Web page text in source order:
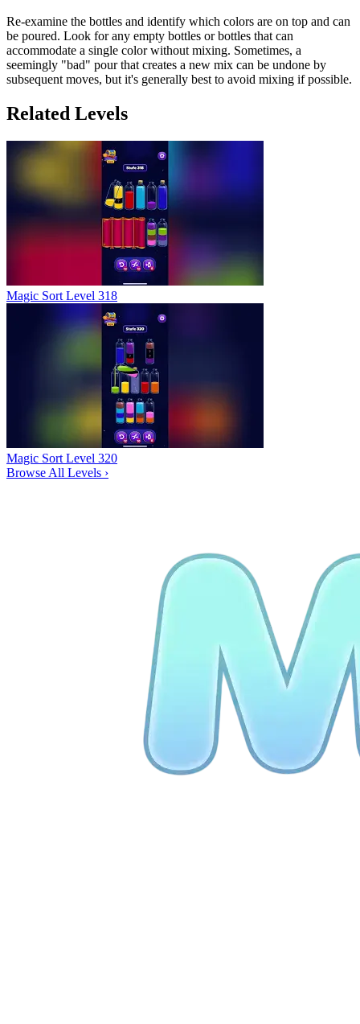
Re-examine the bottles and identify which colors are on top and can
be poured. Look for any empty bottles or bottles that can
accommodate a single color without mixing. Sometimes, a
seemingly "bad" pour that creates a new mix can be undone by
subsequent moves, but it's generally best to avoid mixing if possible.
Related Levels
Magic Sort Level 318
Magic Sort Level 320
Browse All Levels ›